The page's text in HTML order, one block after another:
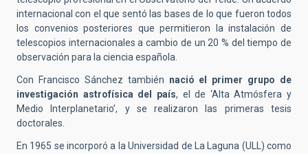
internacional con el que sentó las bases de lo que fueron todos
los convenios posteriores que permitieron la instalación de
telescopios internacionales a cambio de un 20 % del tiempo de
observación para la ciencia española.
Con Francisco Sánchez también nació el primer grupo de
investigación astrofísica del país, el de ‘Alta Atmósfera y
Medio Interplanetario’, y se realizaron las primeras tesis
doctorales.
En 1965 se incorporó a la Universidad de La Laguna (ULL) como